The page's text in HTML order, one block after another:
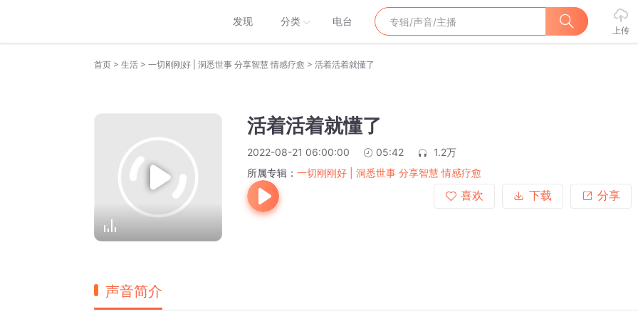
发现 分类 电台
上传
首页 > 生活 > 一切刚刚好 | 洞悉世事 分享智慧 情感疗愈 > 活着活着就懂了
活着活着就懂了
2022-08-21 06:00:00 05:42
1.2万
所属专辑： 一切刚刚好 | 洞悉世事 分享智慧 情感疗愈
喜欢
下载 分享
声音简介